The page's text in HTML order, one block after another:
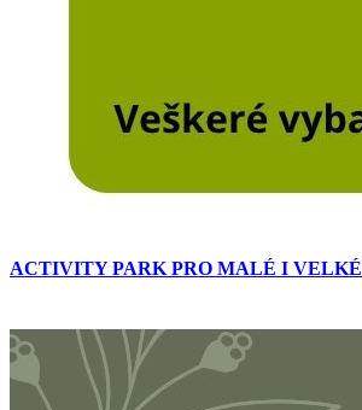
ACTIVITY PARK PRO MALÉ I VELKÉ